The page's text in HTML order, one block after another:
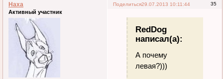
Поделиться 35
29.07.2013 10:11:44
Наха
Активный участник
RedDog
написал(а):
А почему
левая?)))